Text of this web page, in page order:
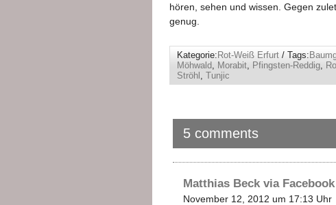
hören, sehen und wissen. Gegen
genug.
Kategorie:Rot-Weiß Erfurt / Tags:
Möhwald Morabit Pfingsten-Reddig
Ströhl Tunjic
5 comments
Matthias Beck via Facebook
November 12, 2012 um 17:13 Uhr